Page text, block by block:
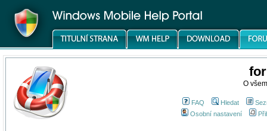
O
FAQ Hledat
Osobní nastavení